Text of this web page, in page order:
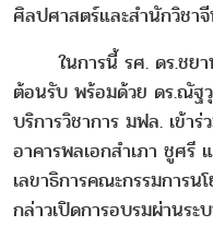
ศิลปศาสตร์และสำนักวิชา
ในการนี้ รศ. ดร.ชยา
ต้อนรับ พร้อมด้วย ดร.ณั
บริการวิชาการ มฟล. เข้า
อาคารพลเอกสำเภา ชูศรี
เลขาธิการคณะกรรมการ
กล่าวเปิดการอบรมผ่านระ